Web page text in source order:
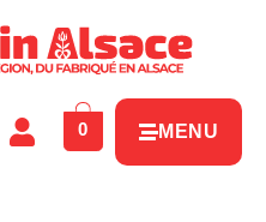
0 MENU